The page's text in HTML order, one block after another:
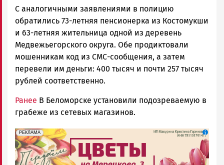
С аналогичными заявлениями в полицию
обратились 73-летняя пенсионерка из Костомукши
и 63-летняя жительница одной из деревень
Медвежьегорского округа. Обе продиктовали
мошенникам код из СМС-сообщения, а затем
перевели им деньги: 400 тысяч и почти 257 тысяч
рублей соответственно.
Ранее В Беломорске установили подозреваемую в
грабеже из сетевых магазинов.
erid: 2SDnjdAF4V7
РЕКЛАМА
Реклама